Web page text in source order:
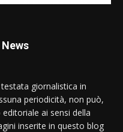
giornalistica in
periodicità, non può,
ai sensi della
inserite in questo blog